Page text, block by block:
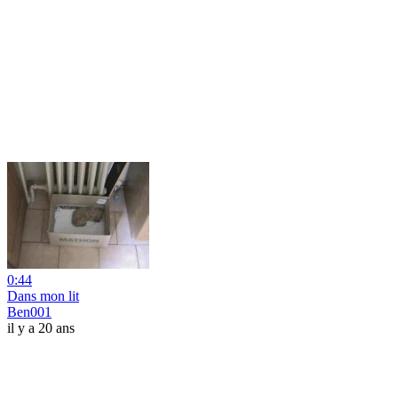
0:44
Dans mon lit
Ben001
il y a 20 ans